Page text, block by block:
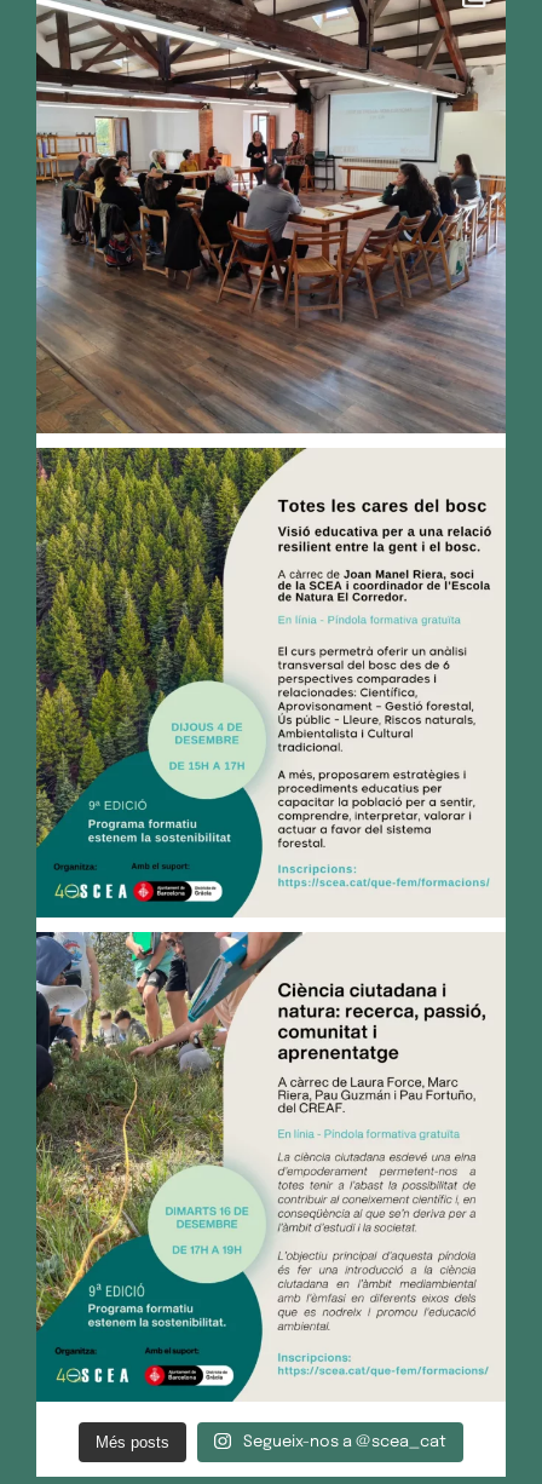
Més posts Segueix-nos a @scea_cat